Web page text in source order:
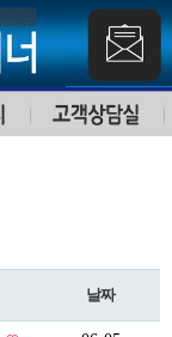
날짜